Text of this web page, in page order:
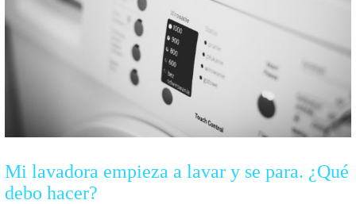
Mi lavadora empieza a lavar y se para. ¿Qué
debo hacer?